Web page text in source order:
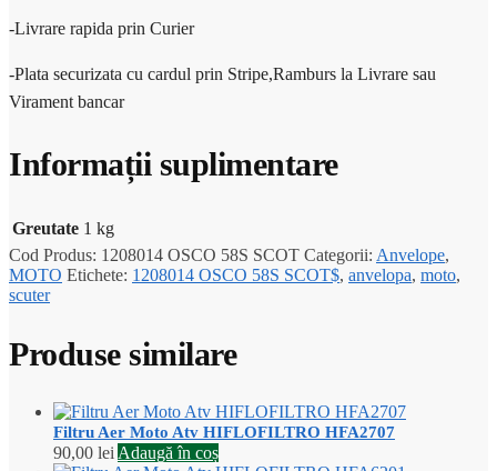
-Livrare rapida prin Curier
-Plata securizata cu cardul prin Stripe,Ramburs la Livrare sau
Virament bancar
Informații suplimentare
Greutate 1 kg
Cod Produs: 1208014 OSCO 58S SCOT Categorii: Anvelope,
MOTO Etichete: 1208014 OSCO 58S SCOT$, anvelopa, moto,
scuter
Produse similare
Filtru Aer Moto Atv HIFLOFILTRO HFA2707
90,00 lei Adaugă în coș